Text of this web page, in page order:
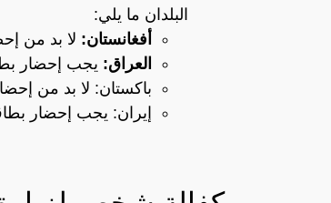
البلدان ما يلي:
أفغانستان: لا بد من
العراق: يجب إحضار
باكستان: لا بد من
إيران: يجب إحضار